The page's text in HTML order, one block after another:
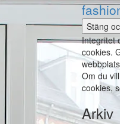
Integritet
cookies.
Om du
cookies,
Arkiv